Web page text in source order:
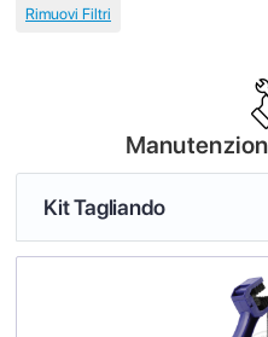
Kit Tagliando